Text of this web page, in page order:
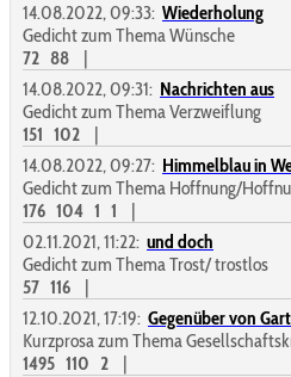
14.08.2022, 09:33: Wiederholung
Gedicht zum Thema Wünsche
72 88
|
14.08.2022, 09:31: Nachrichten aus
Gedicht zum Thema Verzweiflung
151 102
|
14.08.2022, 09:27: Himmelblau in
Gedicht zum Thema Hoffnung/
176 104 1 1
|
02.11.2021, 11:22: und doch
Gedicht zum Thema Trost/ trostlos
57 116
|
12.10.2021, 17:19: Gegenüber von
Kurzprosa zum Thema
1495 110 2
|